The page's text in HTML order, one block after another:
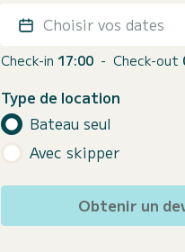
Choisir vos dates
Check-in 17:00 - Check-out
Type de location
Bateau seul
Avec skipper
Obtenir un